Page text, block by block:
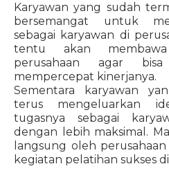
Karyawan yang sudah
bersemangat untuk
sebagai karyawan di
tentu akan
perusahaan agar
mempercepat kinerjanya.
Sementara karyawan
terus mengeluarkan
tugasnya sebagai
dengan lebih maksimal.
langsung oleh
kegiatan pelatihan sukses